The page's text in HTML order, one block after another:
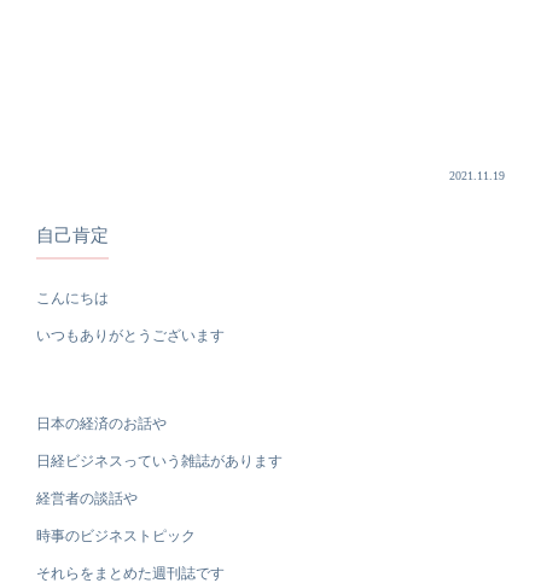
2021.11.19
自己肯定
こんにちは
いつもありがとうございます
日本の経済のお話や
日経ビジネスっていう雑誌があります
経営者の談話や
時事のビジネストピック
それらをまとめた週刊誌です